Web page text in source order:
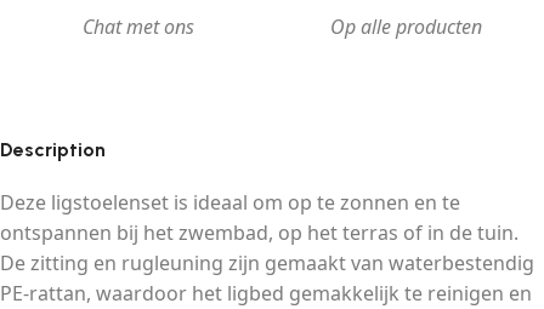
Chat met ons Op alle producten
Description
Deze ligstoelenset is ideaal om op te zonnen en te
ontspannen bij het zwembad, op het terras of in de tuin.
De zitting en rugleuning zijn gemaakt van waterbestendig
PE-rattan, waardoor het ligbed gemakkelijk te reinigen en